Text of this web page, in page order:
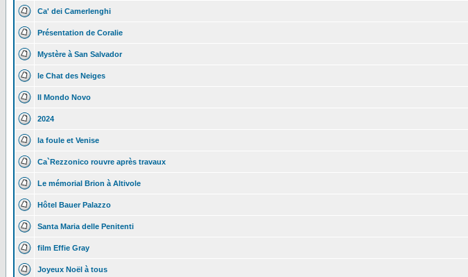
Ca' dei Camerlenghi
Présentation de Coralie
Mystère à San Salvador
le Chat des Neiges
Il Mondo Novo
2024
la foule et Venise
Ca`Rezzonico rouvre après travaux
Le mémorial Brion à Altivole
Hôtel Bauer Palazzo
Santa Maria delle Penitenti
film Effie Gray
Joyeux Noël à tous